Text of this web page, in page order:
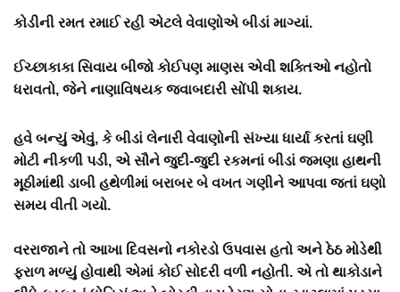
કોડીની રમત રમાઈ રહી એટલે વેવાણોએ બીડાં માગ્યાં.
ઈચ્છાકાકા સિવાય બીજો કોઈપણ માણસ એવી શક્તિઓ નહોતો
ધરાવતો, જેને નાણાવિષયક જવાબદારી સોંપી શકાય.
હવે બન્યું એવું, કે બીડાં લેનારી વેવાણોની સંખ્યા ધાર્યા કરતાં ઘણી
મોટી નીકળી પડી, એ સૌને જુદી-જુદી રકમનાં બીડાં જમણા હાથની
મૂઠીમાંથી ડાબી હથેળીમાં બરાબર બે વખત ગણીને આપવા જતાં ઘણો
સમય વીતી ગયો.
વરરાજાને તો આખા દિવસનો નકોરડો ઉપવાસ હતો અને ઠેઠ મોડેથી
ફરાળ મળ્યું હોવાથી એમાં કોઈ સોદરી વળી નહોતી. એ તો થાકોડાને